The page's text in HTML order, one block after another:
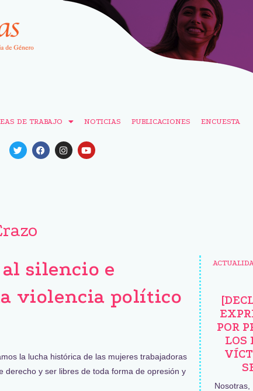
DE TRABAJO NOTICIAS PUBLICACIONES ENCUESTA
silencio e
violencia político
la lucha histórica de las mujeres trabajadoras
derecho y ser libres de toda forma de opresión y
POR
LOS